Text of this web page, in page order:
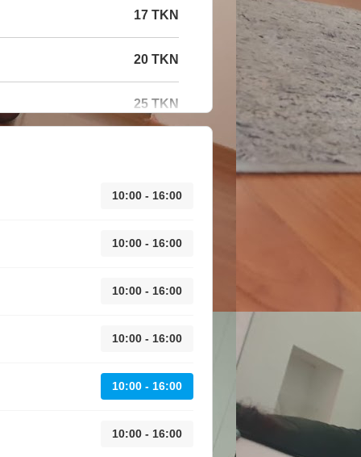
17 TKN
20 TKN
25 TKN
10:00 - 16:00
10:00 - 16:00
10:00 - 16:00
10:00 - 16:00
10:00 - 16:00
10:00 - 16:00